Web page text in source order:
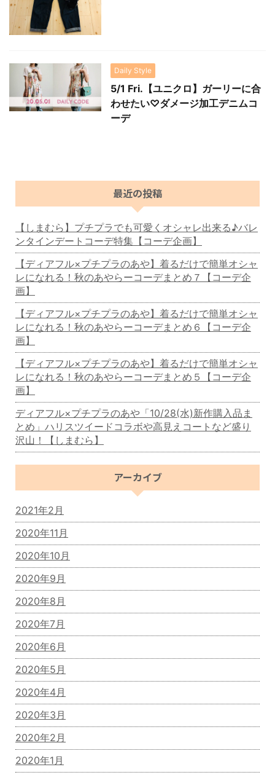
Daily Style
5/1 Fri.【ユニクロ】ガーリーに合
わせたい♡ダメージ加工デニムコ
ーデ
最近の投稿
【しまむら】プチプラでも可愛くオシャレ出来る♪バレ
ンタインデートコーデ特集【コーデ企画】
【ディアフル×プチプラのあや】着るだけで簡単オシャ
レになれる！秋のあやらーコーデまとめ７【コーデ企
画】
【ディアフル×プチプラのあや】着るだけで簡単オシャ
レになれる！秋のあやらーコーデまとめ６【コーデ企
画】
【ディアフル×プチプラのあや】着るだけで簡単オシャ
レになれる！秋のあやらーコーデまとめ５【コーデ企
画】
ディアフル×プチプラのあや「10/28(水)新作購入品ま
とめ」ハリスツイードコラボや高見えコートなど盛り
沢山！【しまむら】
アーカイブ
2021年2月
2020年11月
2020年10月
2020年9月
2020年8月
2020年7月
2020年6月
2020年5月
2020年4月
2020年3月
2020年2月
2020年1月